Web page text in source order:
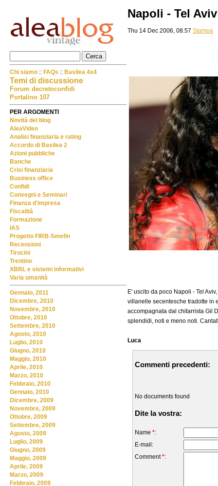
Napoli - Tel Aviv
Thu 14 Dec 2006, 08.57 Stampa
E' uscito da poco Napoli - Tel
villanelle secentesche tradotte in
accompagnata dal chitarrista Gil
splendidi, noti e meno noti.
Luca
Commenti precedenti:
No documents found
Dite la vostra:
Name *:
E-mail:
Comment*:
Chi siamo :: FAQs :: Basilea 4x4
Temi di discussione
Forum decretoconfidi
Portalino 107
PER ARGOMENTI
Novità del blog
AleaVideo
Analisi finanziaria e rating
Accordo di Basilea 2
Azioni pubbliche
Banche
Crisi finanziaria
Business office
Confidi
Convegni e Seminari
Finanza d'impresa
Fiscalità
Formazione
IAS
Progetto FIRB-Smefin
Recensioni
Tirocini
Trentino
XBRL e sistemi informativi
Varia umanità
Gennaio, 2011
Dicembre, 2010
Novembre, 2010
Ottobre, 2010
Settembre, 2010
Agosto, 2010
Luglio, 2010
Giugno, 2010
Maggio, 2010
Aprile, 2010
Marzo, 2010
Febbraio, 2010
Gennaio, 2010
Dicembre, 2009
Novembre, 2009
Ottobre, 2009
Settembre, 2009
Agosto, 2009
Luglio, 2009
Giugno, 2009
Maggio, 2009
Aprile, 2009
Marzo, 2009
Febbraio, 2009